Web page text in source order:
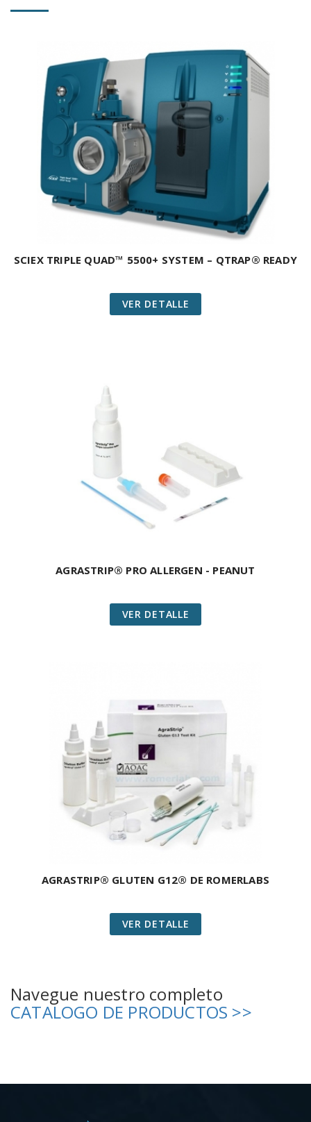
SCIEX TRIPLE QUAD™ 5500+ SYSTEM – QTRAP® READY
VER DETALLE
AGRASTRIP® PRO ALLERGEN - PEANUT
VER DETALLE
AGRASTRIP® GLUTEN G12® DE ROMERLABS
VER DETALLE
Navegue nuestro completo
CATALOGO DE PRODUCTOS >>